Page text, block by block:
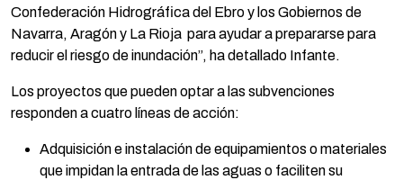
Confederación Hidrográfica del Ebro y los Gobiernos de
Navarra, Aragón y La Rioja para ayudar a prepararse para
reducir el riesgo de inundación”, ha detallado Infante.
Los proyectos que pueden optar a las subvenciones
responden a cuatro líneas de acción:
Adquisición e instalación de equipamientos o materiales
que impidan la entrada de las aguas o faciliten su